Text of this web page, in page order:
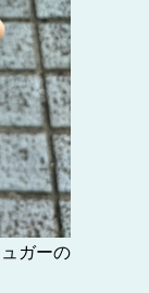
ガーの